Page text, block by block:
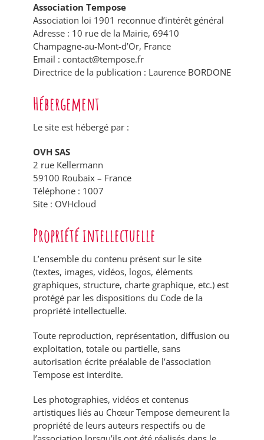
Association Tempose
Association loi 1901 reconnue d’intérêt général
Adresse : 10 rue de la Mairie, 69410
Champagne-au-Mont-d’Or, France
Email : contact@tempose.fr
Directrice de la publication : Laurence BORDONE
Hébergement
Le site est hébergé par :
OVH SAS
2 rue Kellermann
59100 Roubaix – France
Téléphone : 1007
Site : OVHcloud
Propriété intellectuelle
L’ensemble du contenu présent sur le site
(textes, images, vidéos, logos, éléments
graphiques, structure, charte graphique, etc.) est
protégé par les dispositions du Code de la
propriété intellectuelle.
Toute reproduction, représentation, diffusion ou
exploitation, totale ou partielle, sans
autorisation écrite préalable de l’association
Tempose est interdite.
Les photographies, vidéos et contenus
artistiques liés au Chœur Tempose demeurent la
propriété de leurs auteurs respectifs ou de